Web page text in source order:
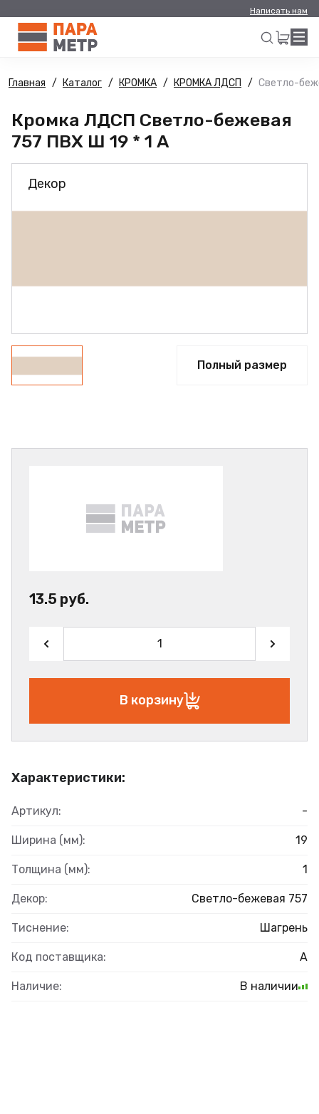
Написать нам
Искать
Главная Каталог КРОМКА КРОМКА ЛДСП Светло-
Кромка ЛДСП Светло-бежевая
757 ПВХ Ш 19 * 1 А
Декор
Полный размер
Характеристики:
Артикул: -
Ширина (мм): 19
Толщина (мм): 1
Декор: Светло-бежевая 757
Тиснение: Шагрень
Код поставщика: А
Наличие: В наличии
13.5 руб.
В корзину